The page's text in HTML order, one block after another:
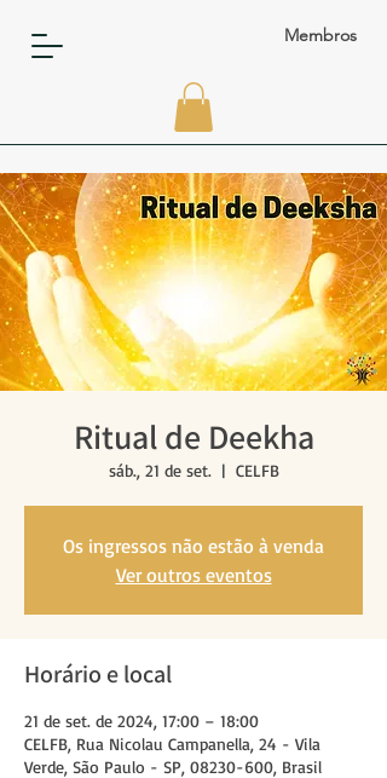
Membros
Ritual de Deekha
sáb., 21 de set.
  |
CELFB
Os ingressos não estão à venda
Ver outros eventos
Horário e local
21 de set. de 2024, 17:00 – 18:00
CELFB, Rua Nicolau Campanella, 24 - Vila
Verde, São Paulo - SP, 08230-600, Brasil